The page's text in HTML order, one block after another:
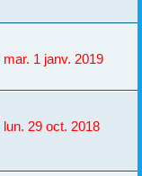
mar. 1 janv. 2019
lun. 29 oct. 2018